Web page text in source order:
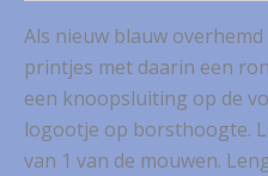
Als nieuw blauw
printjes met daarin een
een knoopsluiting op de
logootje op borsthoogte.
van 1 van de mouwen.